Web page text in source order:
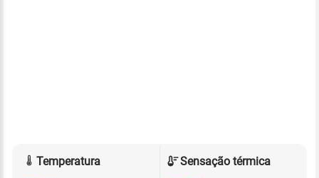
Temperatura
Sensação térmica